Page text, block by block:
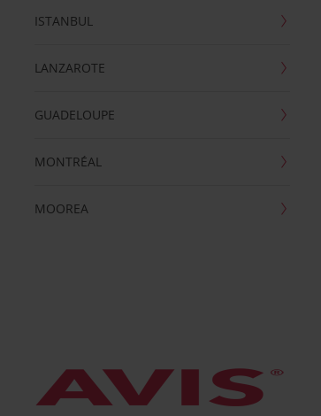
ISTANBUL
LANZAROTE
GUADELOUPE
MONTRÉAL
MOOREA